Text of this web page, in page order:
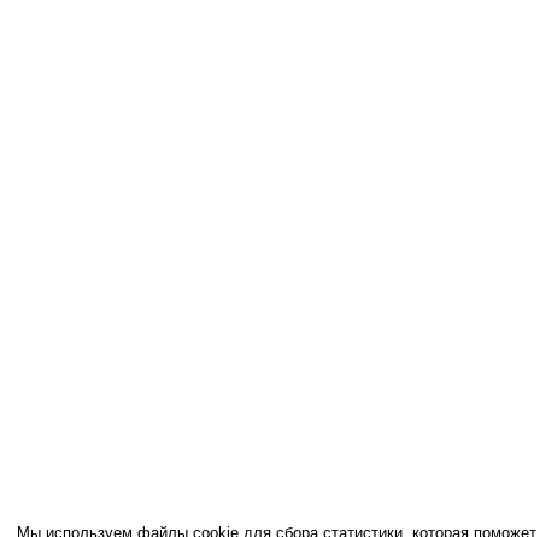
Мы используем файлы cookie для сбора статистики, которая